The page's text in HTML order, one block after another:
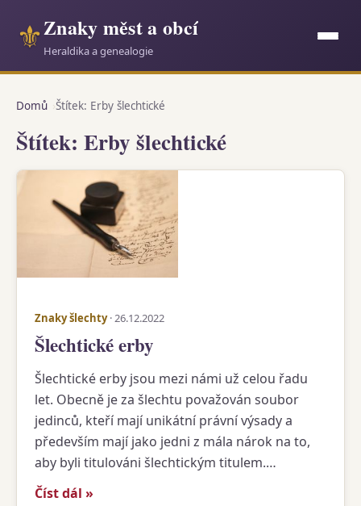
⚜Znaky měst a obcí
Heraldika a genealogie
Domů Štítek: Erby šlechtické
Štítek: Erby šlechtické
Znaky šlechty· 26.12.2022
Šlechtické erby
Šlechtické erby jsou mezi námi už celou řadu
let. Obecně je za šlechtu považován soubor
jedinců, kteří mají unikátní právní výsady a
především mají jako jedni z mála nárok na to,
aby byli titulováni šlechtickým titulem.…
Číst dál »